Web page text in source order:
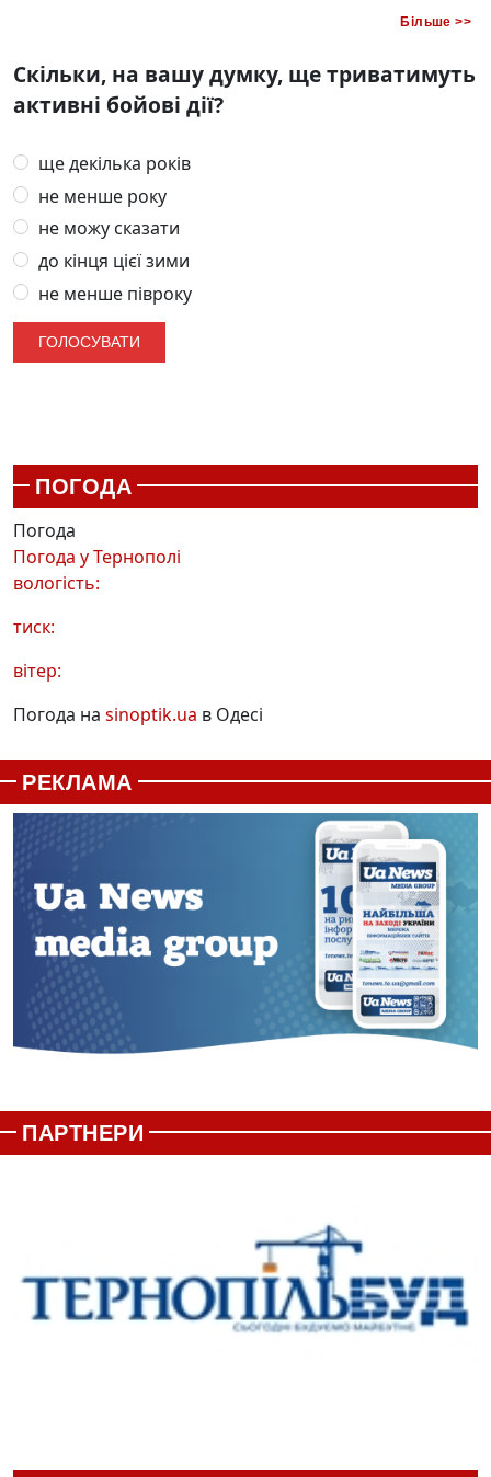
Більше >>
Скільки, на вашу думку, ще триватимуть
активні бойові дії?
ще декілька років
не менше року
не можу сказати
до кінця цієї зими
не менше півроку
ПОГОДА
Погода
Погода уТернополі
вологість:
тиск:
вітер:
Погода на sinoptik.ua в Одесі
РЕКЛАМА
ПАРТНЕРИ